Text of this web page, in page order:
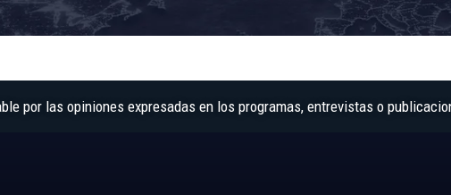
por las opiniones expresadas en los programas, entrevistas o